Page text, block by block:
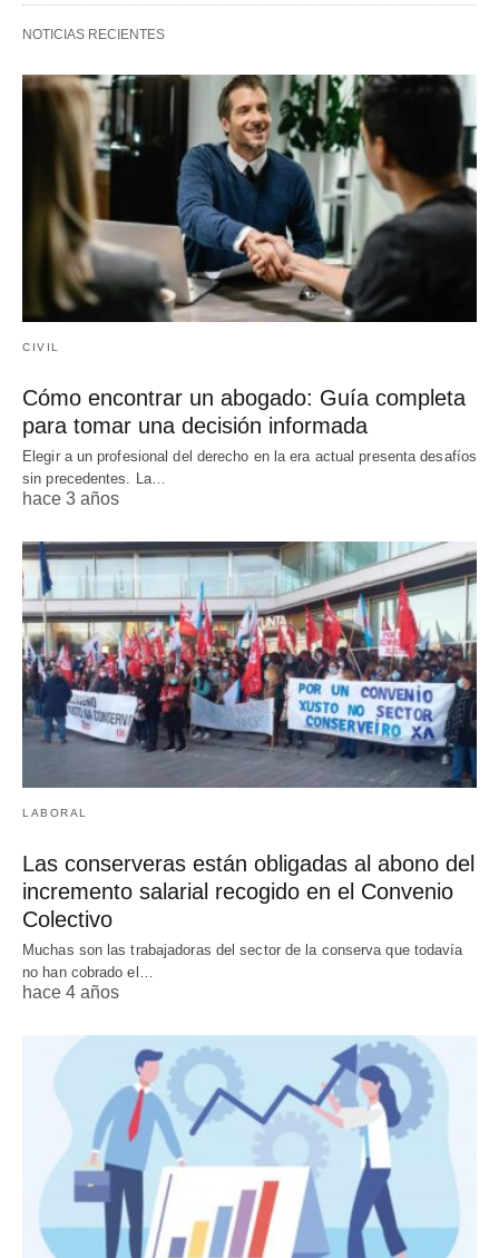
NOTICIAS RECIENTES
CIVIL
Cómo encontrar un abogado: Guía completa
para tomar una decisión informada
Elegir a un profesional del derecho en la era actual presenta desafíos
sin precedentes. La…
hace 3 años
LABORAL
Las conserveras están obligadas al abono del
incremento salarial recogido en el Convenio
Colectivo
Muchas son las trabajadoras del sector de la conserva que todavía
no han cobrado el…
hace 4 años